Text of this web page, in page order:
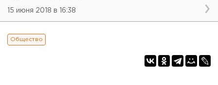
15 июня 2018 в 16:38
Общество